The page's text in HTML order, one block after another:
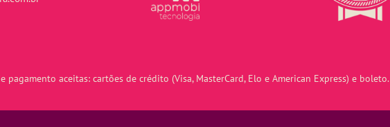
pagamento aceitas: cartões de crédito (Visa, MasterCard, Elo e American Express) e boleto.